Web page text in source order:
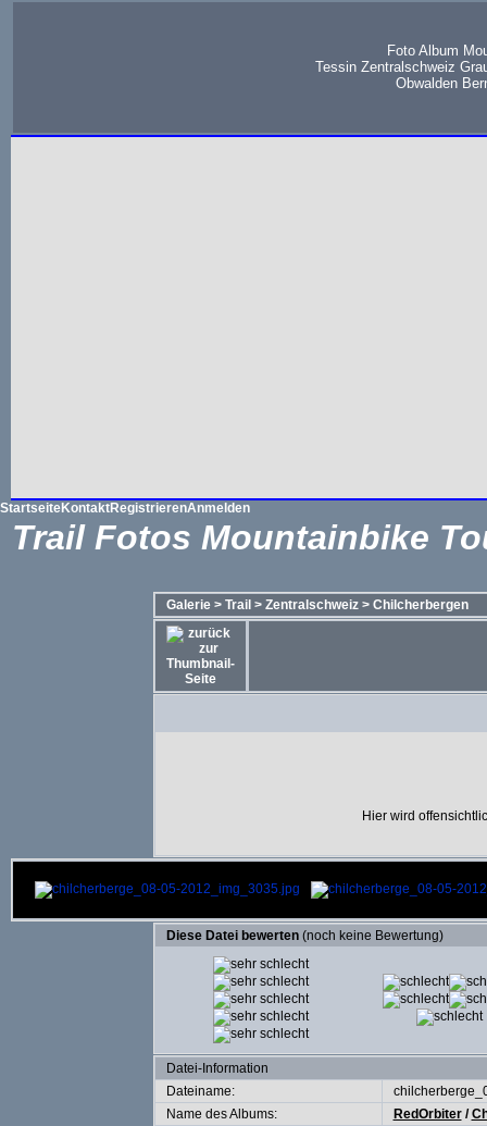
Foto Album
Tessin Zentralschweiz
Obwalden
StartseiteKontaktRegistrierenAnmelden
Trail Fotos Mountainbike
Galerie> Trail > Zentralschweiz> Chilcherbergen
Hier wird
Diese Datei bewerten(noch keine Bewertung)
Datei-Information
Dateiname:
Name des Albums:
RedOrbiter/